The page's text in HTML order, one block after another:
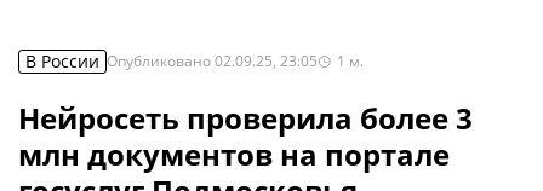
В России Опубликовано02.09.25, 23:05 1 м.
Нейросеть проверила более 3
млн документов на портале